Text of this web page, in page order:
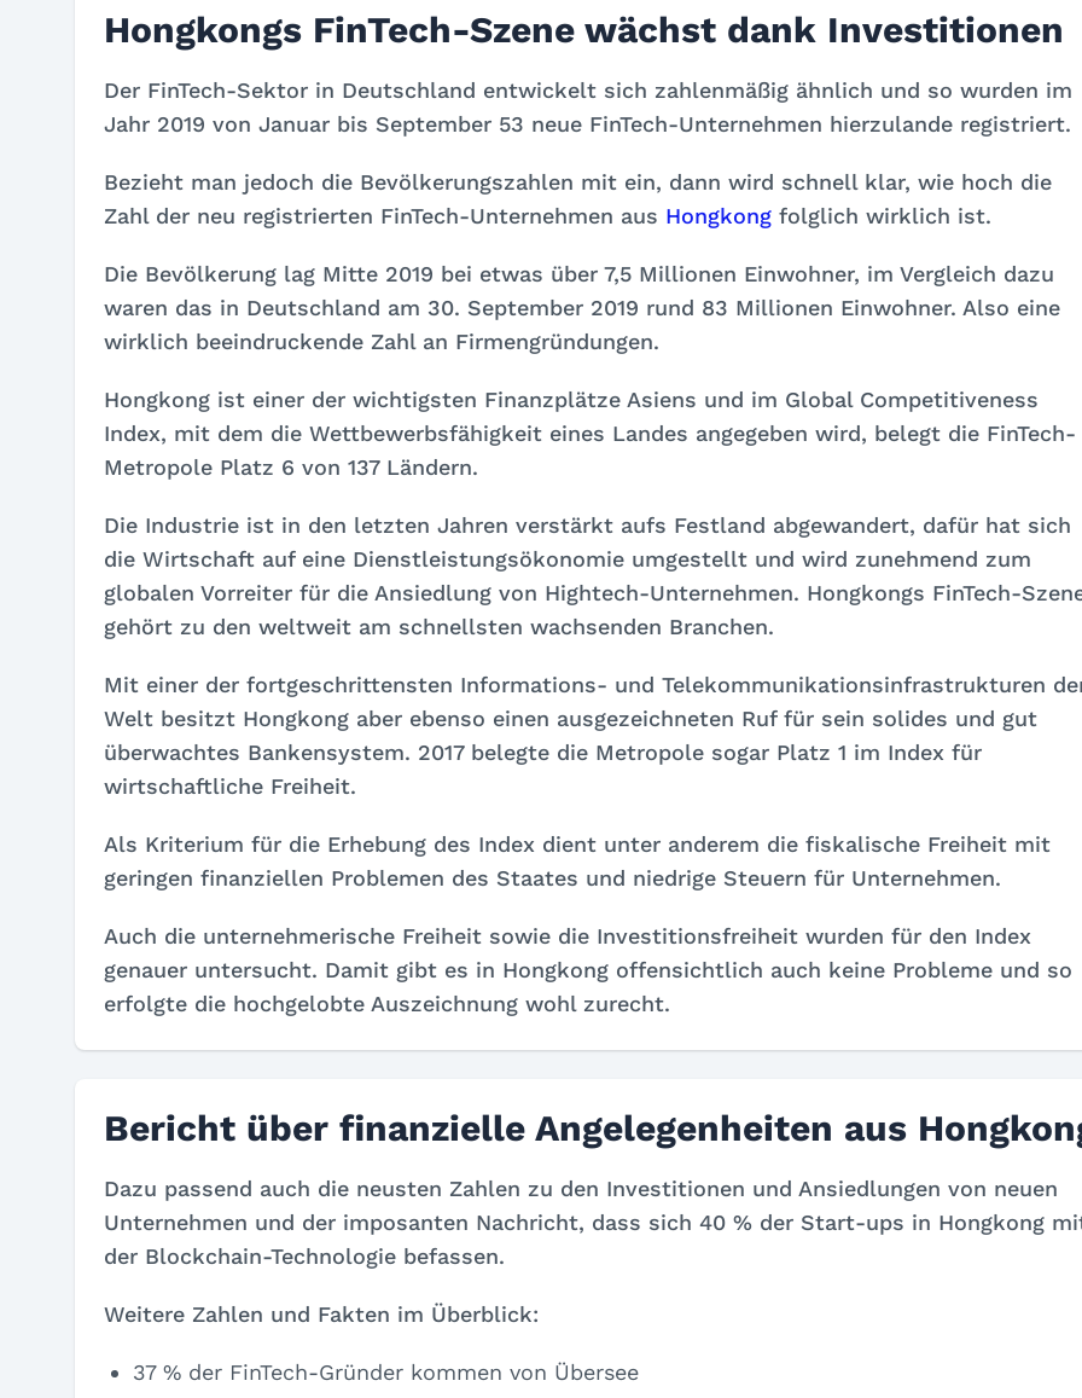
Hongkongs FinTech-Szene wächst dank Investitionen
Der FinTech-Sektor in Deutschland entwickelt sich zahlenmäßig ähnlich und so wurden im
Jahr 2019 von Januar bis September 53 neue FinTech-Unternehmen hierzulande registriert.
Bezieht man jedoch die Bevölkerungszahlen mit ein, dann wird schnell klar, wie hoch die
Zahl der neu registrierten FinTech-Unternehmen aus Hongkong folglich wirklich ist.
Die Bevölkerung lag Mitte 2019 bei etwas über 7,5 Millionen Einwohner, im Vergleich dazu
waren das in Deutschland am 30. September 2019 rund 83 Millionen Einwohner. Also eine
wirklich beeindruckende Zahl an Firmengründungen.
Hongkong ist einer der wichtigsten Finanzplätze Asiens und im Global Competitiveness
Index, mit dem die Wettbewerbsfähigkeit eines Landes angegeben wird, belegt die FinTech-
Metropole Platz 6 von 137 Ländern.
Die Industrie ist in den letzten Jahren verstärkt aufs Festland abgewandert, dafür hat sich
die Wirtschaft auf eine Dienstleistungsökonomie umgestellt und wird zunehmend zum
globalen Vorreiter für die Ansiedlung von Hightech-Unternehmen. Hongkongs FinTech-
gehört zu den weltweit am schnellsten wachsenden Branchen.
Mit einer der fortgeschrittensten Informations- und Telekommunikationsinfrastrukturen
Welt besitzt Hongkong aber ebenso einen ausgezeichneten Ruf für sein solides und gut
überwachtes Bankensystem. 2017 belegte die Metropole sogar Platz 1 im Index für
wirtschaftliche Freiheit.
Als Kriterium für die Erhebung des Index dient unter anderem die fiskalische Freiheit mit
geringen finanziellen Problemen des Staates und niedrige Steuern für Unternehmen.
Auch die unternehmerische Freiheit sowie die Investitionsfreiheit wurden für den Index
genauer untersucht. Damit gibt es in Hongkong offensichtlich auch keine Probleme und so
erfolgte die hochgelobte Auszeichnung wohl zurecht.
Bericht über finanzielle Angelegenheiten aus
Dazu passend auch die neusten Zahlen zu den Investitionen und Ansiedlungen von neuen
Unternehmen und der imposanten Nachricht, dass sich 40 % der Start-ups in Hongkong
der Blockchain-Technologie befassen.
Weitere Zahlen und Fakten im Überblick:
37 % der FinTech-Gründer kommen von Übersee